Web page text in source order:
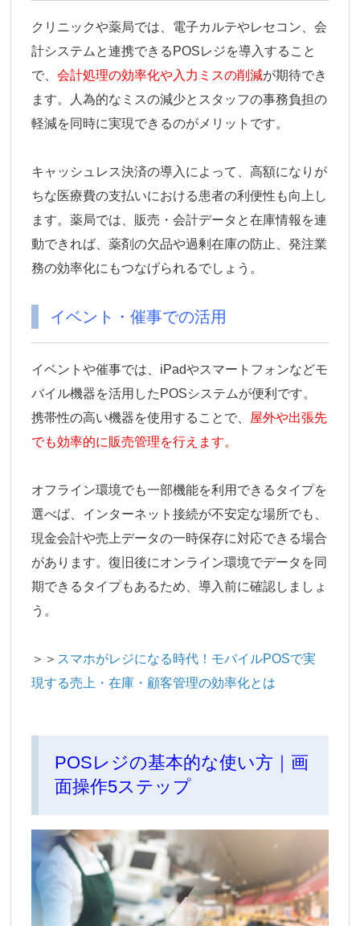
クリニックや薬局では、電子カルテやレセコン、会
計システムと連携できるPOSレジを導入すること
で、会計処理の効率化や入力ミスの削減が期待でき
ます。人為的なミスの減少とスタッフの事務負担の
軽減を同時に実現できるのがメリットです。
キャッシュレス決済の導入によって、高額になりが
ちな医療費の支払いにおける患者の利便性も向上し
ます。薬局では、販売・会計データと在庫情報を連
動できれば、薬剤の欠品や過剰在庫の防止、発注業
務の効率化にもつなげられるでしょう。
イベント・催事での活用
イベントや催事では、iPadやスマートフォンなどモ
バイル機器を活用したPOSシステムが便利です。
携帯性の高い機器を使用することで、 屋外や出張先
でも効率的に販売管理を行えます。
オフライン環境でも一部機能を利用できるタイプを
選べば、インターネット接続が不安定な場所でも、
現金会計や売上データの一時保存に対応できる場合
があります。復旧後にオンライン環境でデータを同
期できるタイプもあるため、導入前に確認しましょ
う。
＞＞ スマホがレジになる時代！モバイルPOSで実
現する売上・在庫・顧客管理の効率化とは
POSレジの基本的な使い方｜画
面操作5ステップ